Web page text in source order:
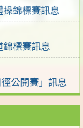
錦標賽訊息
標賽訊息
公開賽」訊息